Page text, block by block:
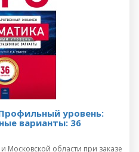
уровень:
варианты: 36
Московской области при заказе